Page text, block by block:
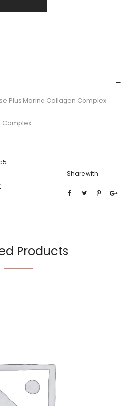
Plus Marine Collagen Complex
Complex
Share with
Products